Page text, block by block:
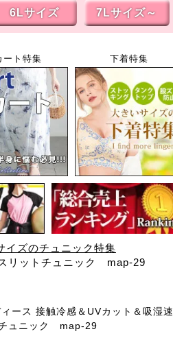
6Lサイズ 7Lサイズ～
ート特集 下着特集
イズのチュニック特集
リットチュニック map-29
ース 接触冷感＆UVカット＆吸湿速
ュニック map-29